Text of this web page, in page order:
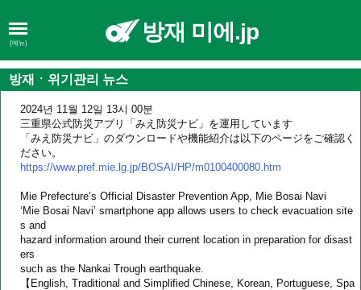
(메뉴) 방재 미에.jp
방재ㆍ위기관리 뉴스
2024년 11월 12일 13시 00분
三重県公式防災アプリ「みえ防災ナビ」を運用しています
「みえ防災ナビ」のダウンロードや機能紹介は以下のページをご確認く
ださい。
https://www.pref.mie.lg.jp/BOSAI/HP/m0100400080.htm
Mie Prefecture’s Official Disaster Prevention App, Mie Bosai Navi
‘Mie Bosai Navi’ smartphone app allows users to check evacuation site
s and
hazard information around their current location in preparation for disast
ers
such as the Nankai Trough earthquake.
【English, Traditional and Simplified Chinese, Korean, Portuguese, Spa